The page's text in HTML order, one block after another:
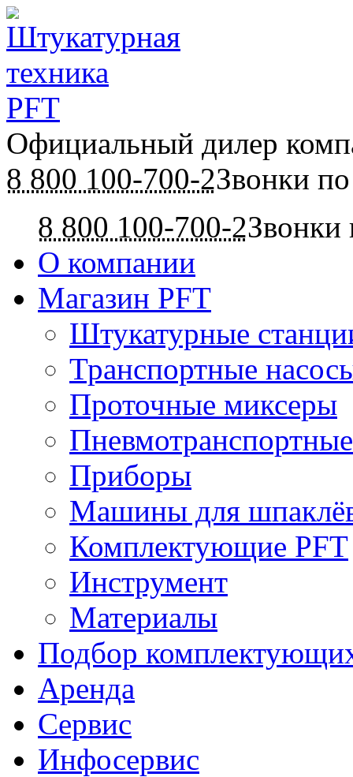
Официальный дилер
8 800 100-700-2Звонки
8 800 100-700-2Звонки
О компании
Магазин PFT
Штукатурные
Транспортные
Проточные миксеры
Приборы
Машины для
Комплектующие PFT
Инструмент
Материалы
Подбор
Аренда
Сервис
Инфосервис